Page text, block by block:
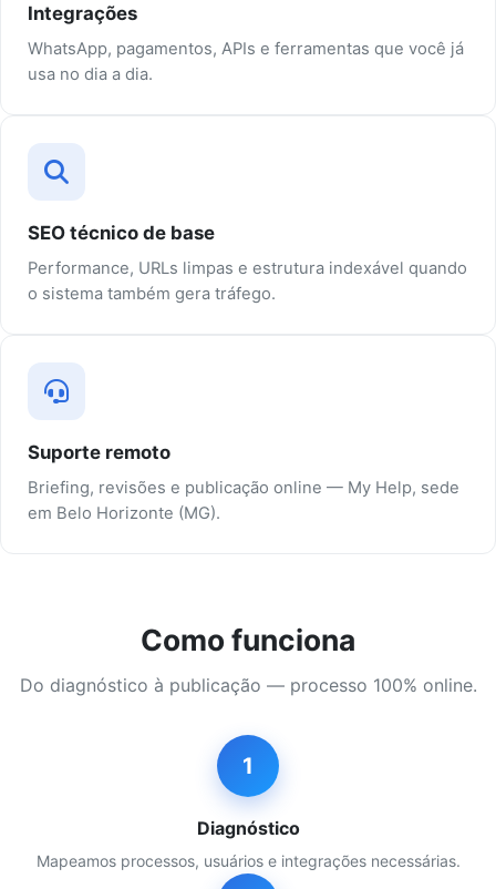
Integrações
WhatsApp, pagamentos, APIs e ferramentas que você já
usa no dia a dia.
SEO técnico de base
Performance, URLs limpas e estrutura indexável quando
o sistema também gera tráfego.
Suporte remoto
Briefing, revisões e publicação online — My Help, sede
em Belo Horizonte (MG).
Como funciona
Do diagnóstico à publicação — processo 100% online.
1
Diagnóstico
Mapeamos processos, usuários e integrações necessárias.